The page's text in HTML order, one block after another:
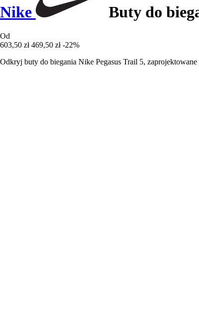
Nike Buty do
Od
603,50 zł 469,50 zł -22%
Odkryj buty do biegania Nike Pegasus Trail 5,